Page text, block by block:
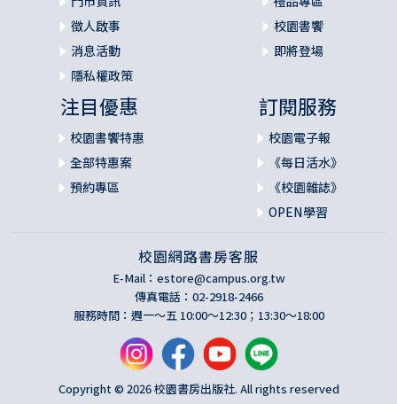
徵人啟事
消息活動
隱私權政策
校園書饗
即將登場
注目優惠
校園書饗特惠
全部特惠案
預約專區
訂閱服務
校園電子報
《每日活水》
《校園雜誌》
OPEN學習
校園網路書房客服
E-Mail： estore@campus.org.tw
傳真電話：02-2918-2466
服務時間：週一～五 10:00～12:30；13:30～18:00
Copyright © 2026 校園書房出版社. All rights reserved